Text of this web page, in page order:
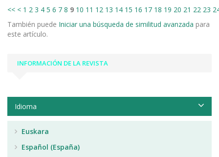
<< < 1 2 3 4 5 6 7 8 9 10 11 12 13 14 15 16 17 18 19 20 21 22 23
También puede Iniciar una búsqueda de similitud avanzada para
este artículo.
INFORMACIÓN DE LA REVISTA
Idioma
Euskara
Español (España)